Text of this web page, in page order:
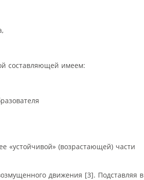
составляющей имеем:
«устойчивой» (возрастающей) части
движения [3]. Подставляя в